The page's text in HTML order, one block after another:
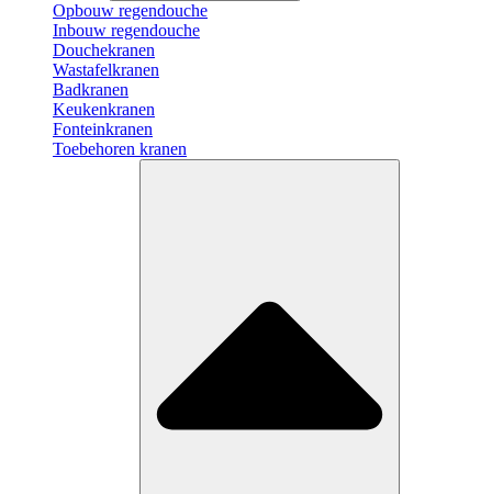
Opbouw regendouche
Inbouw regendouche
Douchekranen
Wastafelkranen
Badkranen
Keukenkranen
Fonteinkranen
Toebehoren kranen